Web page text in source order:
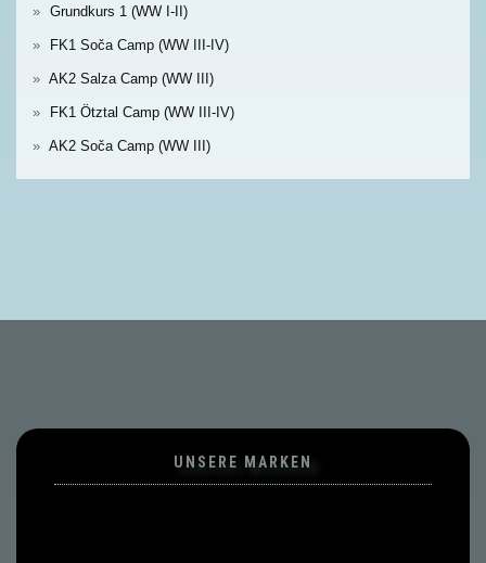
Grundkurs 1 (WW I-II)
FK1 Soča Camp (WW III-IV)
AK2 Salza Camp (WW III)
FK1 Ötztal Camp (WW III-IV)
AK2 Soča Camp (WW III)
UNSERE MARKEN